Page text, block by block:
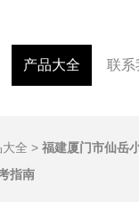
产品大全 联系
大全 > 福建厦门市仙岳
指南